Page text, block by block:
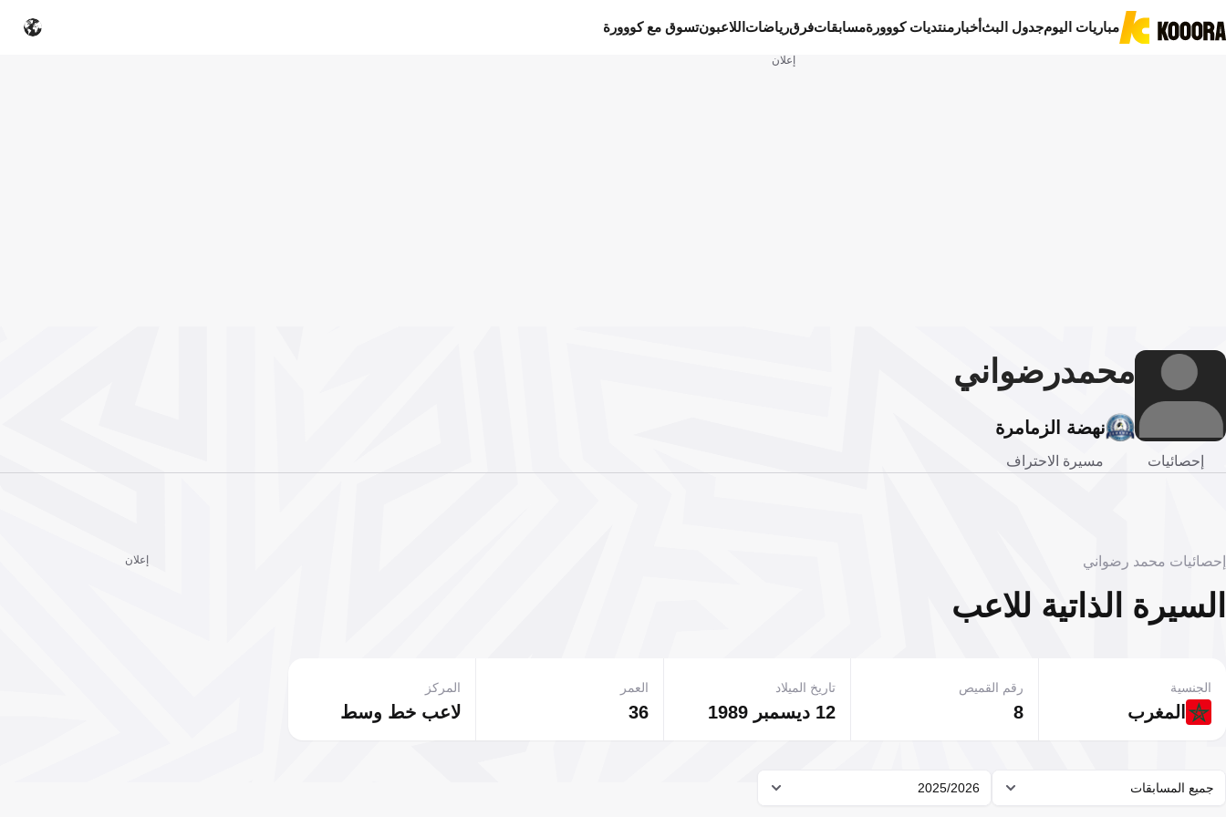
مباريات اليومجدول البثأخبار منتديات كووورةمسابقاتفرقرياضات اللاعبونتسوق مع كووورة
إعلان
محمدرضواني
نهضة الزمامرة
إحصائيات مسيرة الاحتراف
إحصائيات محمد رضواني
السيرة الذاتية للاعب
المغرب
الجنسية
8
رقم القميص
12 ديسمبر 1989
تاريخ الميلاد
36
العمر
لاعب خط وسط
المركز
جميع المسابقات 2025/2026
إعلان